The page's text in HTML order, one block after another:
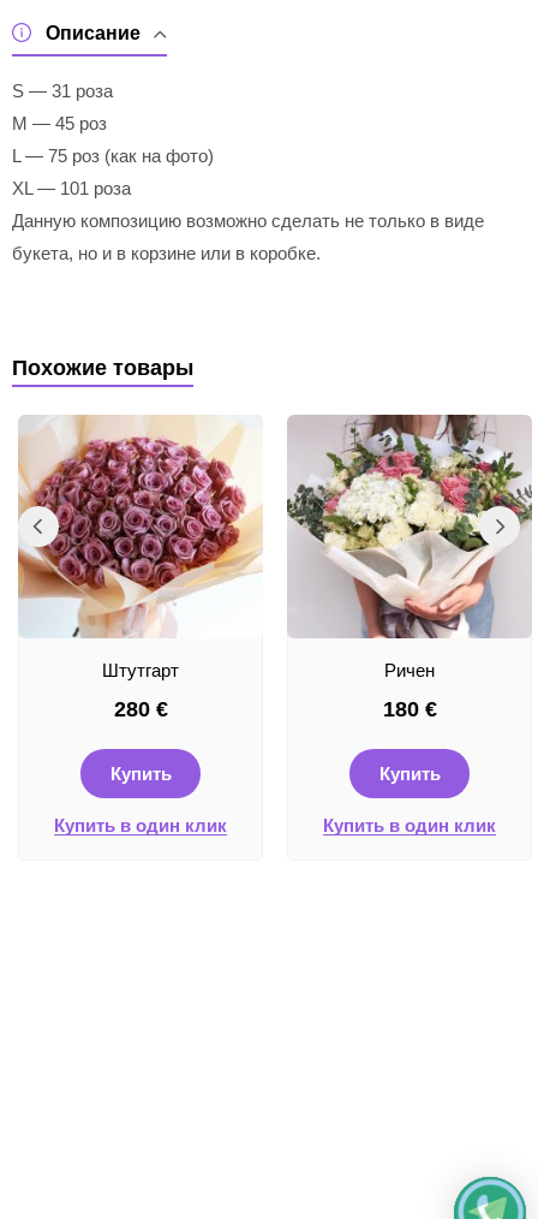
Описание
S — 31 роза
M — 45 роз
L — 75 роз (как на фото)
XL — 101 роза
Данную композицию возможно сделать не только в виде
букета, но и в корзине или в коробке.
Похожие товары
Штутгарт
280 €
Купить
Купить в один клик
Ричен
180 €
Купить
Купить в один клик